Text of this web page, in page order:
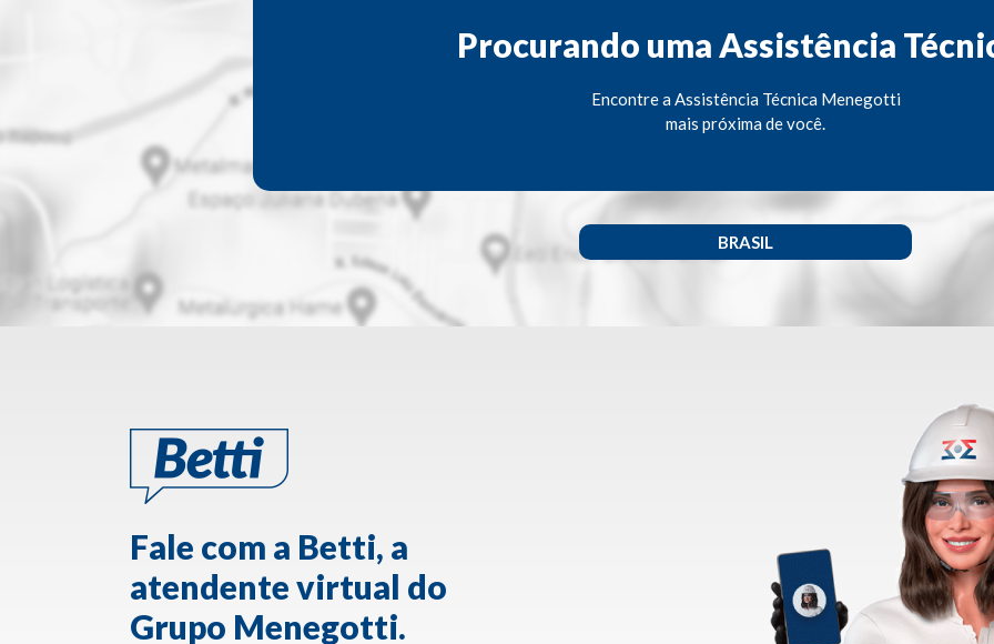
Procurando uma Assistência
Encontre a Assistência Técnica Menegotti
mais próxima de você.
BRASIL
Fale com a Betti, a
atendente virtual do
Grupo Menegotti.